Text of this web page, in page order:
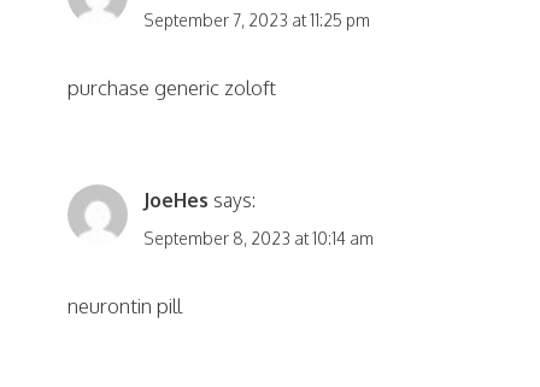
September 7, 2023 at 11:25 pm
purchase generic zoloft
JoeHes says:
September 8, 2023 at 10:14 am
neurontin pill